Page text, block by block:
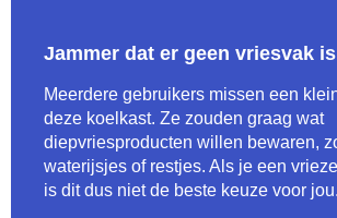
Jammer dat er geen vriesvak is
Meerdere gebruikers missen een
deze koelkast. Ze zouden graag wat
diepvriesproducten willen bewaren,
waterijsjes of restjes. Als je een
is dit dus niet de beste keuze voor jou.